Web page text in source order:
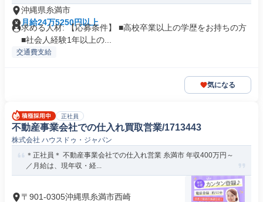
沖縄県糸満市
月給24万5250円以上
求める人材: 【応募条件】 ■高校卒業以上の学歴をお持ちの方
■社会人経験1年以上の...
交通費支給
気になる
正社員
不動産事業会社での仕入れ買取営業/1713443
株式会社 ハウスドゥ・ジャパン
＊正社員＊ 不動産事業会社での仕入れ営業 糸満市 年収400万円～
／月給は、現年収・経...
〒901-0305沖縄県糸満市西崎